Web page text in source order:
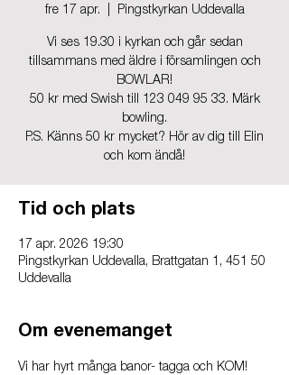
fre 17 apr. Pingstkyrkan Uddevalla
Vi ses 19.30 i kyrkan och går sedan
tillsammans med äldre i församlingen och
BOWLAR!
50 kr med Swish till 123 049 95 33. Märk
bowling.
P.S. Känns 50 kr mycket? Hör av dig till Elin
och kom ändå!
Tid och plats
17 apr. 2026 19:30
Pingstkyrkan Uddevalla, Brattgatan 1, 451 50
Uddevalla
Om evenemanget
Vi har hyrt många banor- tagga och KOM!